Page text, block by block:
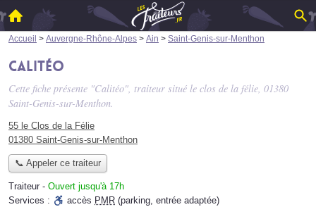
Accueil > Auvergne-Rhône-Alpes > Ain > Saint-Genis-sur-Menthon
Calitéo
Cette fiche présente "Calitéo", traiteur situé le clos de la félie, 01380
Saint-Genis-sur-Menthon.
55 le Clos de la Félie
01380 Saint-Genis-sur-Menthon
📞 Appeler ce traiteur
Traiteur - Ouvert jusqu'à 17h
Services :
accès PMR (parking, entrée adaptée)